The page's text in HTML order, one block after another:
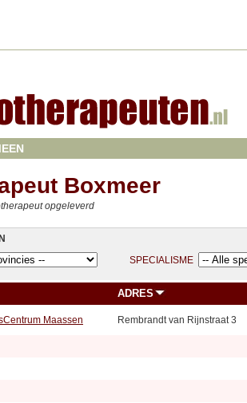
Boxmeer
opgeleverd
SPECIALISME
ADRES
Maassen Rembrandt van Rijnstraat 3